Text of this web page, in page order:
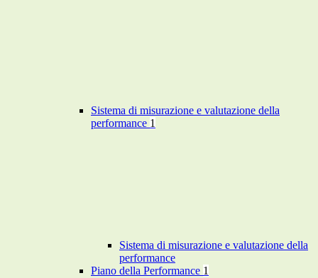
Sistema di misurazione e valutazione della
performance 1
Sistema di misurazione e valutazione della
performance
Piano della Performance 1